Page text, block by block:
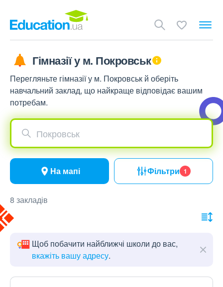
Гімназії у м. Покровськ
Перегляньте гімназії у м. Покровськ й оберіть
навчальний заклад, що найкраще відповідає вашим
потребам.
Покровськ
На мапі Фільтри 1
8 закладів
Щоб побачити найближчі школи до вас,
вкажіть вашу адресу.